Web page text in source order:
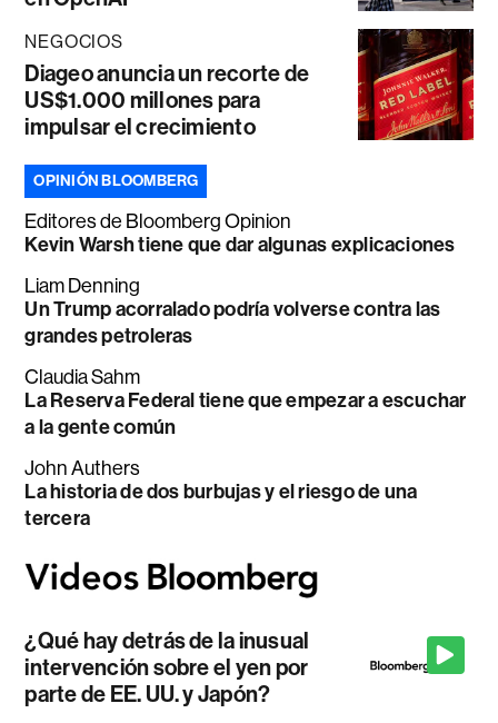
NEGOCIOS
Diageo anuncia un recorte de
US$1.000 millones para
impulsar el crecimiento
OPINIÓN BLOOMBERG
Editores de Bloomberg Opinion
Kevin Warsh tiene que dar algunas explicaciones
Liam Denning
Un Trump acorralado podría volverse contra las
grandes petroleras
Claudia Sahm
La Reserva Federal tiene que empezar a escuchar
a la gente común
John Authers
La historia de dos burbujas y el riesgo de una
tercera
¿Qué hay detrás de la inusual
intervención sobre el yen por
parte de EE. UU. y Japón?